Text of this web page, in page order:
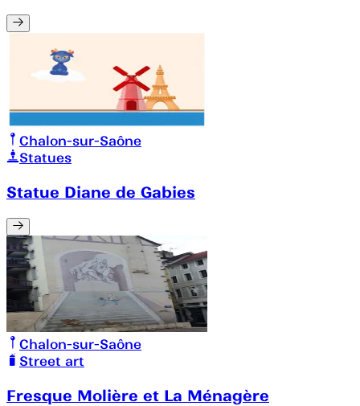
Chalon-sur-Saône
Statues
Statue Diane de Gabies
Chalon-sur-Saône
Street art
Fresque Molière et La Ménagère